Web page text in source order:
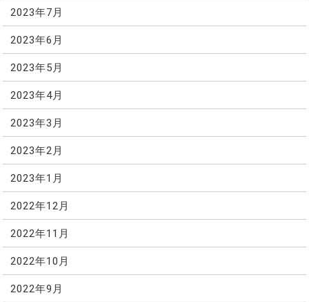
2023年7月
2023年6月
2023年5月
2023年4月
2023年3月
2023年2月
2023年1月
2022年12月
2022年11月
2022年10月
2022年9月